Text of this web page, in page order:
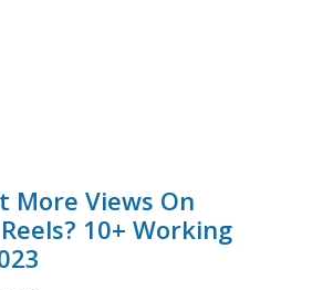
More Views On
10+ Working